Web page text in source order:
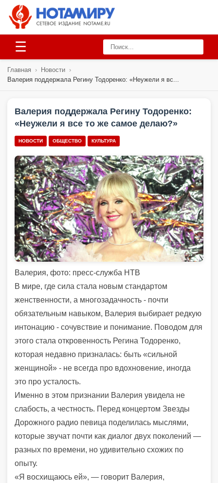
☰
Главная › Новости ›
Валерия поддержала Регину Тодоренко: «Неужели я вс...
Валерия поддержала Регину Тодоренко:
«Неужели я все то же самое делаю?»
НОВОСТИ ОБЩЕСТВО КУЛЬТУРА
Валерия, фото: пресс-служба НТВ
В мире, где сила стала новым стандартом
женственности, а многозадачность - почти
обязательным навыком, Валерия выбирает редкую
интонацию - сочувствие и понимание. Поводом для
этого стала откровенность Регина Тодоренко,
которая недавно призналась: быть «сильной
женщиной» - не всегда про вдохновение, иногда
это про усталость.
Именно в этом признании Валерия увидела не
слабость, а честность. Перед концертом Звезды
Дорожного радио певица поделилась мыслями,
которые звучат почти как диалог двух поколений —
разных по времени, но удивительно схожих по
опыту.
«Я восхищаюсь ей», — говорит Валерия,